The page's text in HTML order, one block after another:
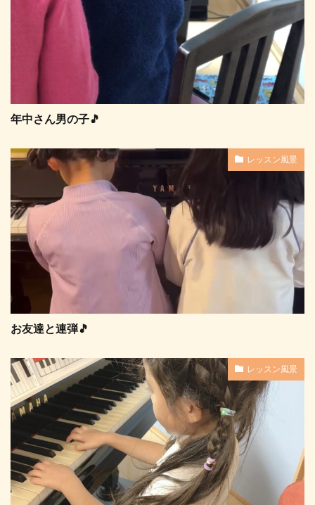
年中さん男の子🎵
レッスン風景
お友達と連弾🎵
レッスン風景